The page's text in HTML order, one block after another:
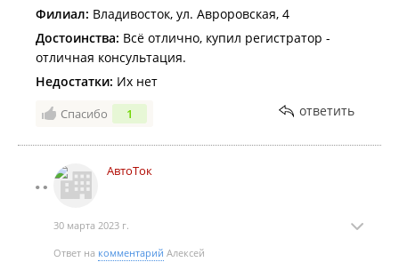
Филиал: Владивосток, ул. Авроровская, 4
Достоинства: Всё отлично, купил регистратор -
отличная консультация.
Недостатки: Их нет
Спасибо 1 ответить
АвтоТок
30 марта 2023 г.
Ответ на комментарий Алексей